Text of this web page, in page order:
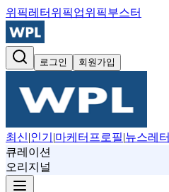
위픽레터 위픽업위픽부스터
로그인 회원가입
최신|인기 |마케터프로필|뉴스레터
큐레이션
오리지널